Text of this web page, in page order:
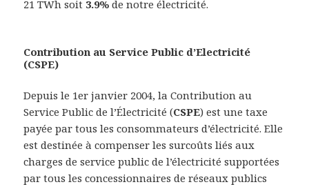
21 TWh soit 3.9% de notre électricité.
Contribution au Service Public d’Electricité
(CSPE)
Depuis le 1er janvier 2004, la Contribution au
Service Public de l’Électricité (CSPE) est une taxe
payée par tous les consommateurs d’électricité. Elle
est destinée à compenser les surcoûts liés aux
charges de service public de l’électricité supportées
par tous les concessionnaires de réseaux publics